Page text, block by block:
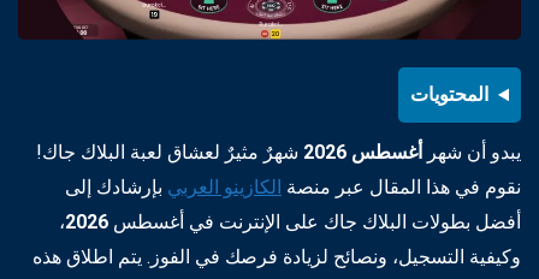
المحتويات
يبدو أن شهر أغسطس 2026 شهرٌ مثيرٌ لعشاق لعبة البلاك جاك!
نقوم في هذا المقال عبر منصة الكازينو العربي بإرشادك إلى
أفضل بطولات البلاك جاك على الإنترنت في أغسطس 2026،
وكيفية التسجيل، ونصائح لزيادة فرصك في الفوز. يتم اطلاق هذه